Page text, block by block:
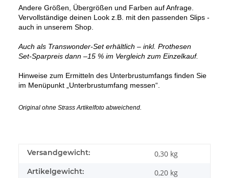
Andere Größen, Übergrößen und Farben auf Anfrage.
Vervollständige deinen Look z.B. mit den passenden Slips -
auch in unserem Shop.
Auch als Transwonder-Set erhältlich – inkl. Prothesen
Set-Sparpreis dann –15 % im Vergleich zum Einzelkauf.
Hinweise zum Ermitteln des Unterbrustumfangs finden Sie
im Menüpunkt „Unterbrustumfang messen“.
Original ohne Strass Artikelfoto abweichend.
Versandgewicht: 0,30 kg
Artikelgewicht: 0,20 kg